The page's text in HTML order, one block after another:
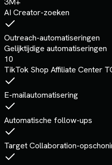
AI Creator-zoeken
Outreach-automatiseringen
Gelijktijdige automatiseringen
10
TikTok Shop Affiliate Center
E-mailautomatisering
Automatische follow-ups
Target Collaboration-